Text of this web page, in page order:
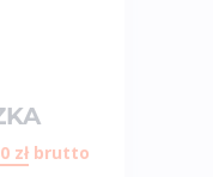
zł brutto